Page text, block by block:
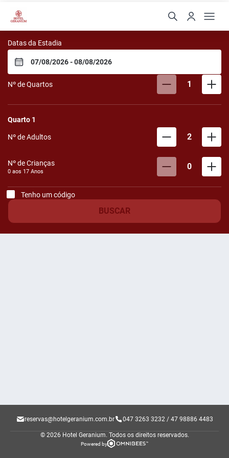
Hotel Geranium
Datas da Estadia
Nº de Quartos 1
Quarto 1
Nº de Adultos 2
Nº de Crianças
0 aos 17 Anos 0
Tenho um código
BUSCAR
reservas@hotelgeranium.com.br 047 3263 3232 / 47 98886 4483
© 2026 Hotel Geranium. Todos os direitos reservados.
Powered by